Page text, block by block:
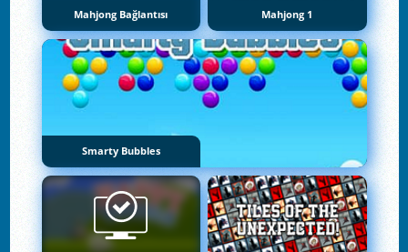
Mahjong Bağlantısı Mahjong 1
Smarty Bubbles